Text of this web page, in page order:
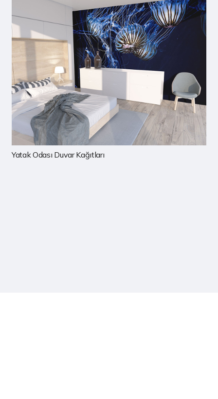
Çocuk Odası Duvar Kağıtları